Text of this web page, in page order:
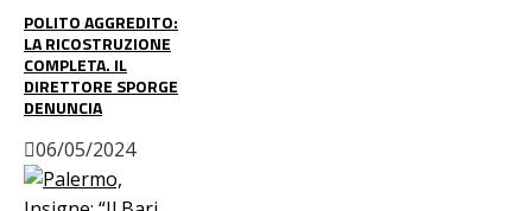
POLITO AGGREDITO:
LA RICOSTRUZIONE
COMPLETA. IL
DIRETTORE SPORGE
DENUNCIA
06/05/2024